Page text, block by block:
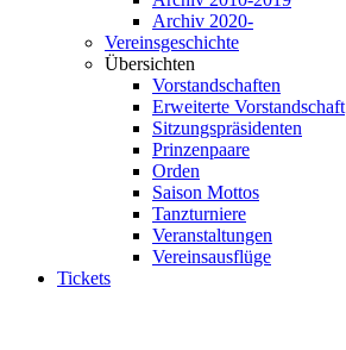
Archiv 2020-
Vereinsgeschichte
Übersichten
Vorstandschaften
Erweiterte Vorstandschaft
Sitzungspräsidenten
Prinzenpaare
Orden
Saison Mottos
Tanzturniere
Veranstaltungen
Vereinsausflüge
Tickets